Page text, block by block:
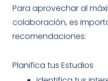
Para aprovechar al
colaboración, es
recomendaciones:
Planifica tus Estudios